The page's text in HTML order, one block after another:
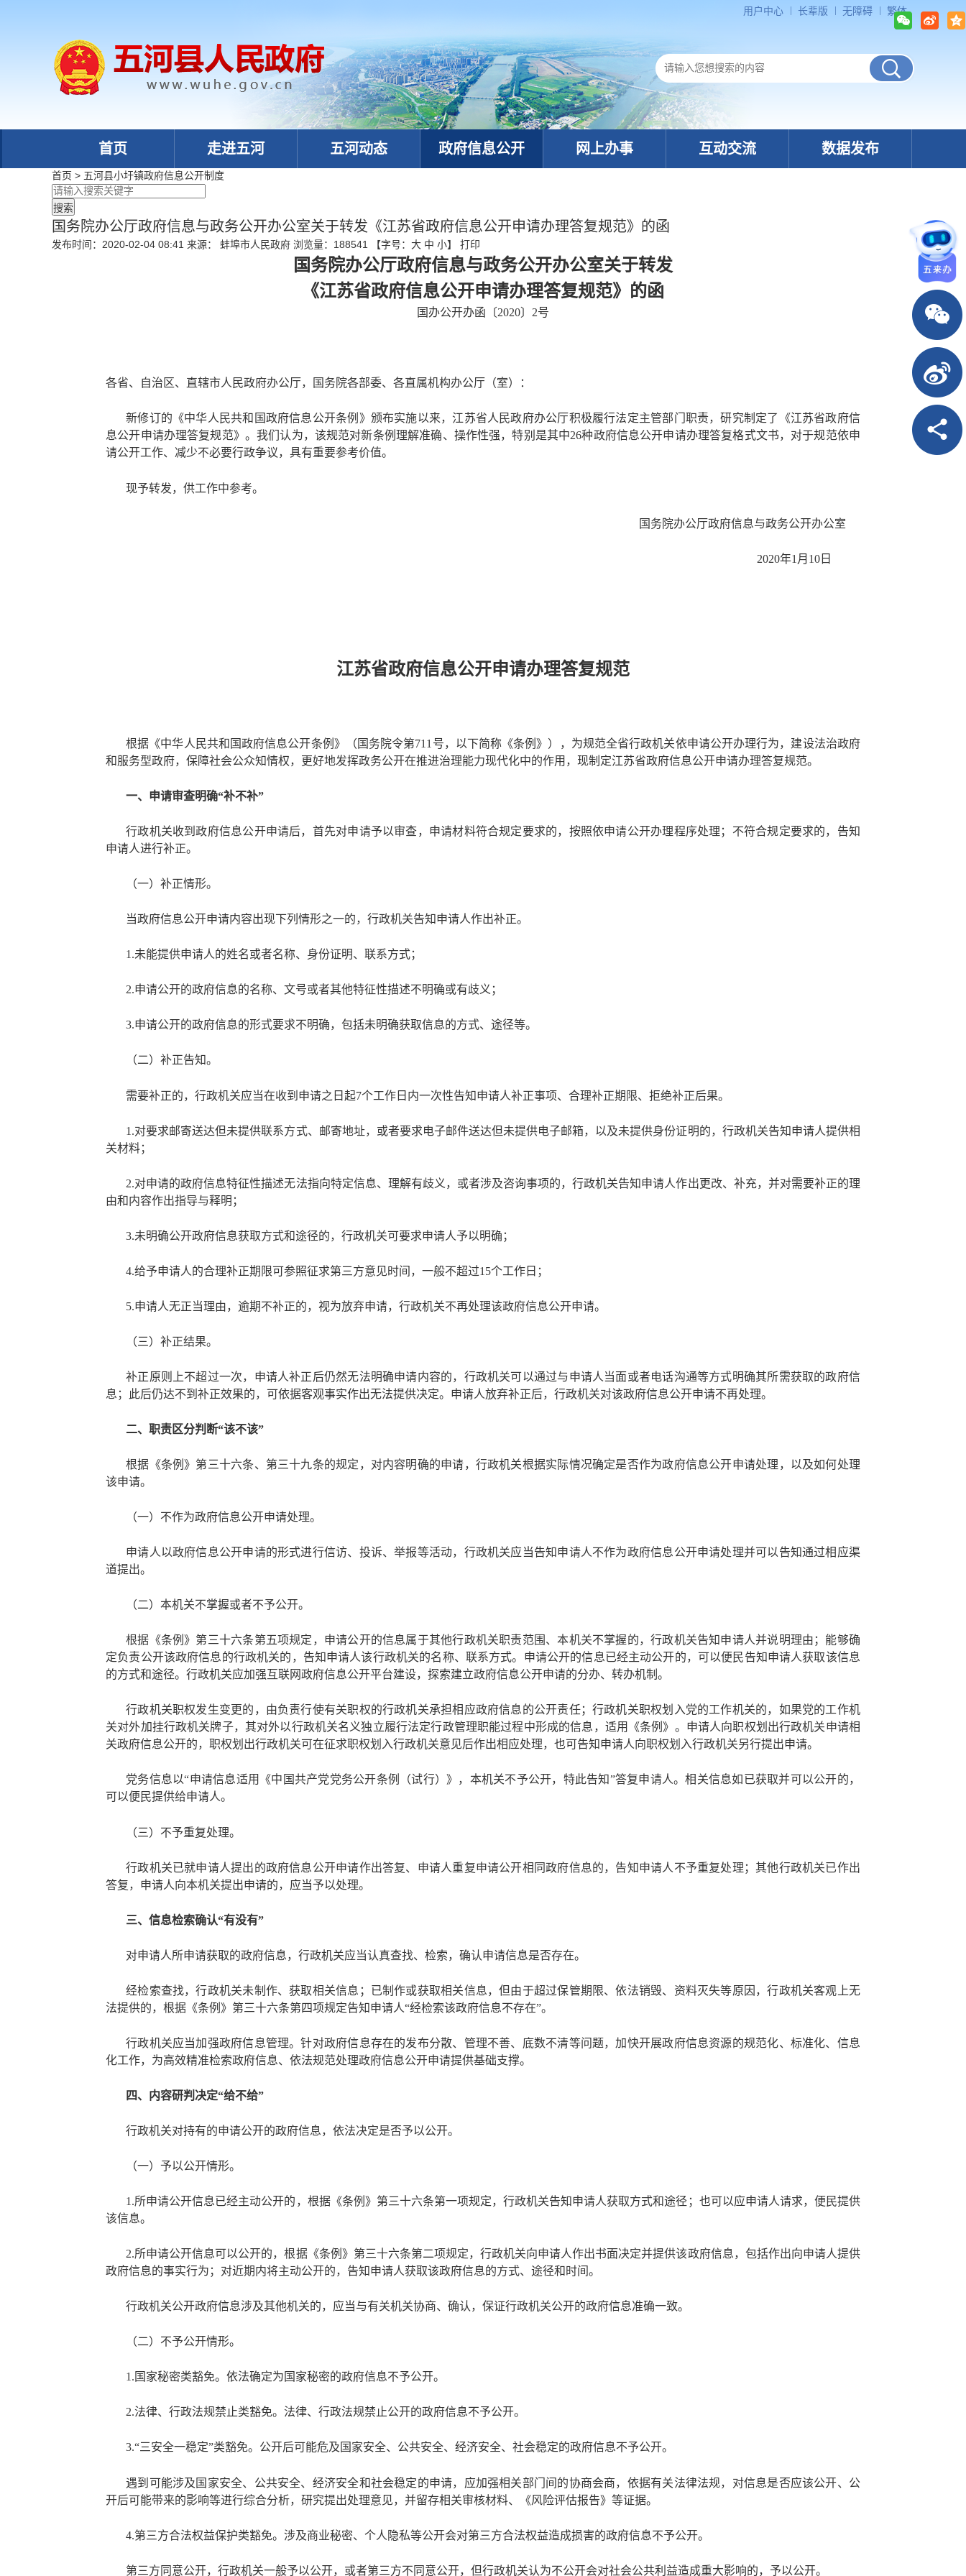
用户中心 长辈版 无障碍 繁体
首页 走进五河 五河动态 政府信息公开 网上办事 互动交流 数据发布
首页 > 五河县小圩镇政府信息公开制度
国务院办公厅政府信息与政务公开办公室关于转发《江苏省政府信息公开申请办理答复规范》的函
发布时间：2020-02-04 08:41 来源： 蚌埠市人民政府 浏览量： 188541 【字号： 大 中 小】 打印
国务院办公厅政府信息与政务公开办公室关于转发
《江苏省政府信息公开申请办理答复规范》的函
国办公开办函〔2020〕2号
各省、自治区、直辖市人民政府办公厅，国务院各部委、各直属机构办公厅（室）：
新修订的《中华人民共和国政府信息公开条例》颁布实施以来，江苏省人民政府办公厅积极履行法定主管部门职责，研究制定了《江苏省政府信
息公开申请办理答复规范》。我们认为，该规范对新条例理解准确、操作性强，特别是其中26种政府信息公开申请办理答复格式文书，对于规范依申
请公开工作、减少不必要行政争议，具有重要参考价值。
现予转发，供工作中参考。
国务院办公厅政府信息与政务公开办公室
2020年1月10日
江苏省政府信息公开申请办理答复规范
根据《中华人民共和国政府信息公开条例》（国务院令第711号，以下简称《条例》），为规范全省行政机关依申请公开办理行为，建设法治政府
和服务型政府，保障社会公众知情权，更好地发挥政务公开在推进治理能力现代化中的作用，现制定江苏省政府信息公开申请办理答复规范。
一、申请审查明确“补不补”
行政机关收到政府信息公开申请后，首先对申请予以审查，申请材料符合规定要求的，按照依申请公开办理程序处理；不符合规定要求的，告知
申请人进行补正。
（一）补正情形。
当政府信息公开申请内容出现下列情形之一的，行政机关告知申请人作出补正。
1.未能提供申请人的姓名或者名称、身份证明、联系方式；
2.申请公开的政府信息的名称、文号或者其他特征性描述不明确或有歧义；
3.申请公开的政府信息的形式要求不明确，包括未明确获取信息的方式、途径等。
（二）补正告知。
需要补正的，行政机关应当在收到申请之日起7个工作日内一次性告知申请人补正事项、合理补正期限、拒绝补正后果。
1.对要求邮寄送达但未提供联系方式、邮寄地址，或者要求电子邮件送达但未提供电子邮箱，以及未提供身份证明的，行政机关告知申请人提供相
关材料；
2.对申请的政府信息特征性描述无法指向特定信息、理解有歧义，或者涉及咨询事项的，行政机关告知申请人作出更改、补充，并对需要补正的理
由和内容作出指导与释明；
3.未明确公开政府信息获取方式和途径的，行政机关可要求申请人予以明确；
4.给予申请人的合理补正期限可参照征求第三方意见时间，一般不超过15个工作日；
5.申请人无正当理由，逾期不补正的，视为放弃申请，行政机关不再处理该政府信息公开申请。
（三）补正结果。
补正原则上不超过一次，申请人补正后仍然无法明确申请内容的，行政机关可以通过与申请人当面或者电话沟通等方式明确其所需获取的政府信
息；此后仍达不到补正效果的，可依据客观事实作出无法提供决定。申请人放弃补正后，行政机关对该政府信息公开申请不再处理。
二、职责区分判断“该不该”
根据《条例》第三十六条、第三十九条的规定，对内容明确的申请，行政机关根据实际情况确定是否作为政府信息公开申请处理，以及如何处理
该申请。
（一）不作为政府信息公开申请处理。
申请人以政府信息公开申请的形式进行信访、投诉、举报等活动，行政机关应当告知申请人不作为政府信息公开申请处理并可以告知通过相应渠
道提出。
（二）本机关不掌握或者不予公开。
根据《条例》第三十六条第五项规定，申请公开的信息属于其他行政机关职责范围、本机关不掌握的，行政机关告知申请人并说明理由；能够确
定负责公开该政府信息的行政机关的，告知申请人该行政机关的名称、联系方式。申请公开的信息已经主动公开的，可以便民告知申请人获取该信息
的方式和途径。行政机关应加强互联网政府信息公开平台建设，探索建立政府信息公开申请的分办、转办机制。
行政机关职权发生变更的，由负责行使有关职权的行政机关承担相应政府信息的公开责任；行政机关职权划入党的工作机关的，如果党的工作机
关对外加挂行政机关牌子，其对外以行政机关名义独立履行法定行政管理职能过程中形成的信息，适用《条例》。申请人向职权划出行政机关申请相
关政府信息公开的，职权划出行政机关可在征求职权划入行政机关意见后作出相应处理，也可告知申请人向职权划入行政机关另行提出申请。
党务信息以“申请信息适用《中国共产党党务公开条例（试行）》，本机关不予公开，特此告知”答复申请人。相关信息如已获取并可以公开的，
可以便民提供给申请人。
（三）不予重复处理。
行政机关已就申请人提出的政府信息公开申请作出答复、申请人重复申请公开相同政府信息的，告知申请人不予重复处理；其他行政机关已作出
答复，申请人向本机关提出申请的，应当予以处理。
三、信息检索确认“有没有”
对申请人所申请获取的政府信息，行政机关应当认真查找、检索，确认申请信息是否存在。
经检索查找，行政机关未制作、获取相关信息；已制作或获取相关信息，但由于超过保管期限、依法销毁、资料灭失等原因，行政机关客观上无
法提供的，根据《条例》第三十六条第四项规定告知申请人“经检索该政府信息不存在”。
行政机关应当加强政府信息管理。针对政府信息存在的发布分散、管理不善、底数不清等问题，加快开展政府信息资源的规范化、标准化、信息
化工作，为高效精准检索政府信息、依法规范处理政府信息公开申请提供基础支撑。
四、内容研判决定“给不给”
行政机关对持有的申请公开的政府信息，依法决定是否予以公开。
（一）予以公开情形。
1.所申请公开信息已经主动公开的，根据《条例》第三十六条第一项规定，行政机关告知申请人获取方式和途径；也可以应申请人请求，便民提供
该信息。
2.所申请公开信息可以公开的，根据《条例》第三十六条第二项规定，行政机关向申请人作出书面决定并提供该政府信息，包括作出向申请人提供
政府信息的事实行为；对近期内将主动公开的，告知申请人获取该政府信息的方式、途径和时间。
行政机关公开政府信息涉及其他机关的，应当与有关机关协商、确认，保证行政机关公开的政府信息准确一致。
（二）不予公开情形。
1.国家秘密类豁免。依法确定为国家秘密的政府信息不予公开。
2.法律、行政法规禁止类豁免。法律、行政法规禁止公开的政府信息不予公开。
3.“三安全一稳定”类豁免。公开后可能危及国家安全、公共安全、经济安全、社会稳定的政府信息不予公开。
遇到可能涉及国家安全、公共安全、经济安全和社会稳定的申请，应加强相关部门间的协商会商，依据有关法律法规，对信息是否应该公开、公
开后可能带来的影响等进行综合分析，研究提出处理意见，并留存相关审核材料、《风险评估报告》等证据。
4.第三方合法权益保护类豁免。涉及商业秘密、个人隐私等公开会对第三方合法权益造成损害的政府信息不予公开。
第三方同意公开，行政机关一般予以公开，或者第三方不同意公开，但行政机关认为不公开会对社会公共利益造成重大影响的，予以公开。
政务微信
分享